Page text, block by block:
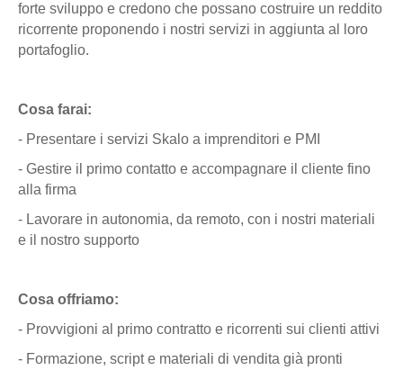
forte sviluppo e credono che possano costruire un reddito
ricorrente proponendo i nostri servizi in aggiunta al loro
portafoglio.
Cosa farai:
- Presentare i servizi Skalo a imprenditori e PMI
- Gestire il primo contatto e accompagnare il cliente fino
alla firma
- Lavorare in autonomia, da remoto, con i nostri materiali
e il nostro supporto
Cosa offriamo:
- Provvigioni al primo contratto e ricorrenti sui clienti attivi
- Formazione, script e materiali di vendita già pronti